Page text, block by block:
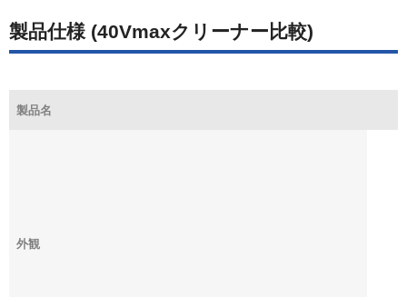
製品仕様 (40Vmaxクリーナー比較)
製品名
外観